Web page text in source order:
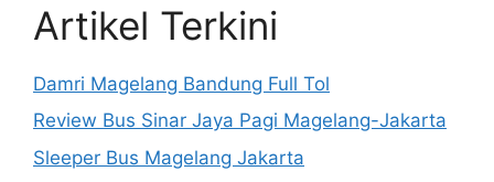
Artikel Terkini
Damri Magelang Bandung Full Tol
Review Bus Sinar Jaya Pagi Magelang-Jakarta
Sleeper Bus Magelang Jakarta